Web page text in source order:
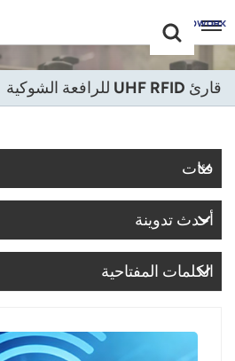
+86 -18681515767
English
Français
Deutsch
Italiano
Português
قارئ UHF RFID للرافعة الشوكية
فئات
أحدث تدوينة
الكلمات المفتاحية